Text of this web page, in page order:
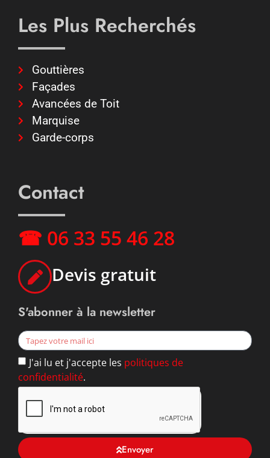
Les Plus Recherchés
Gouttières
Façades
Avancées de Toit
Marquise
Garde-corps
Contact
☎ 06 33 55 46 28
Devis gratuit
S'abonner à la newsletter
J'ai lu et j'accepte les politiques de
confidentialité.
Envoyer